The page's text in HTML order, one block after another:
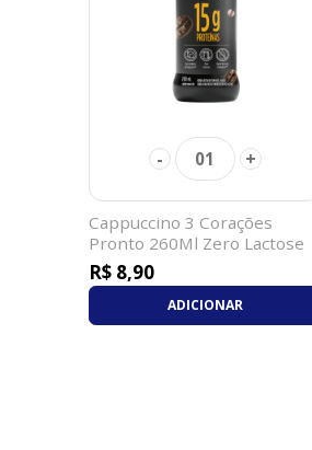
- 01 +
Cappuccino 3 Corações
Pronto 260Ml Zero Lactose
Power Whey
R$ 8,90
ADICIONAR